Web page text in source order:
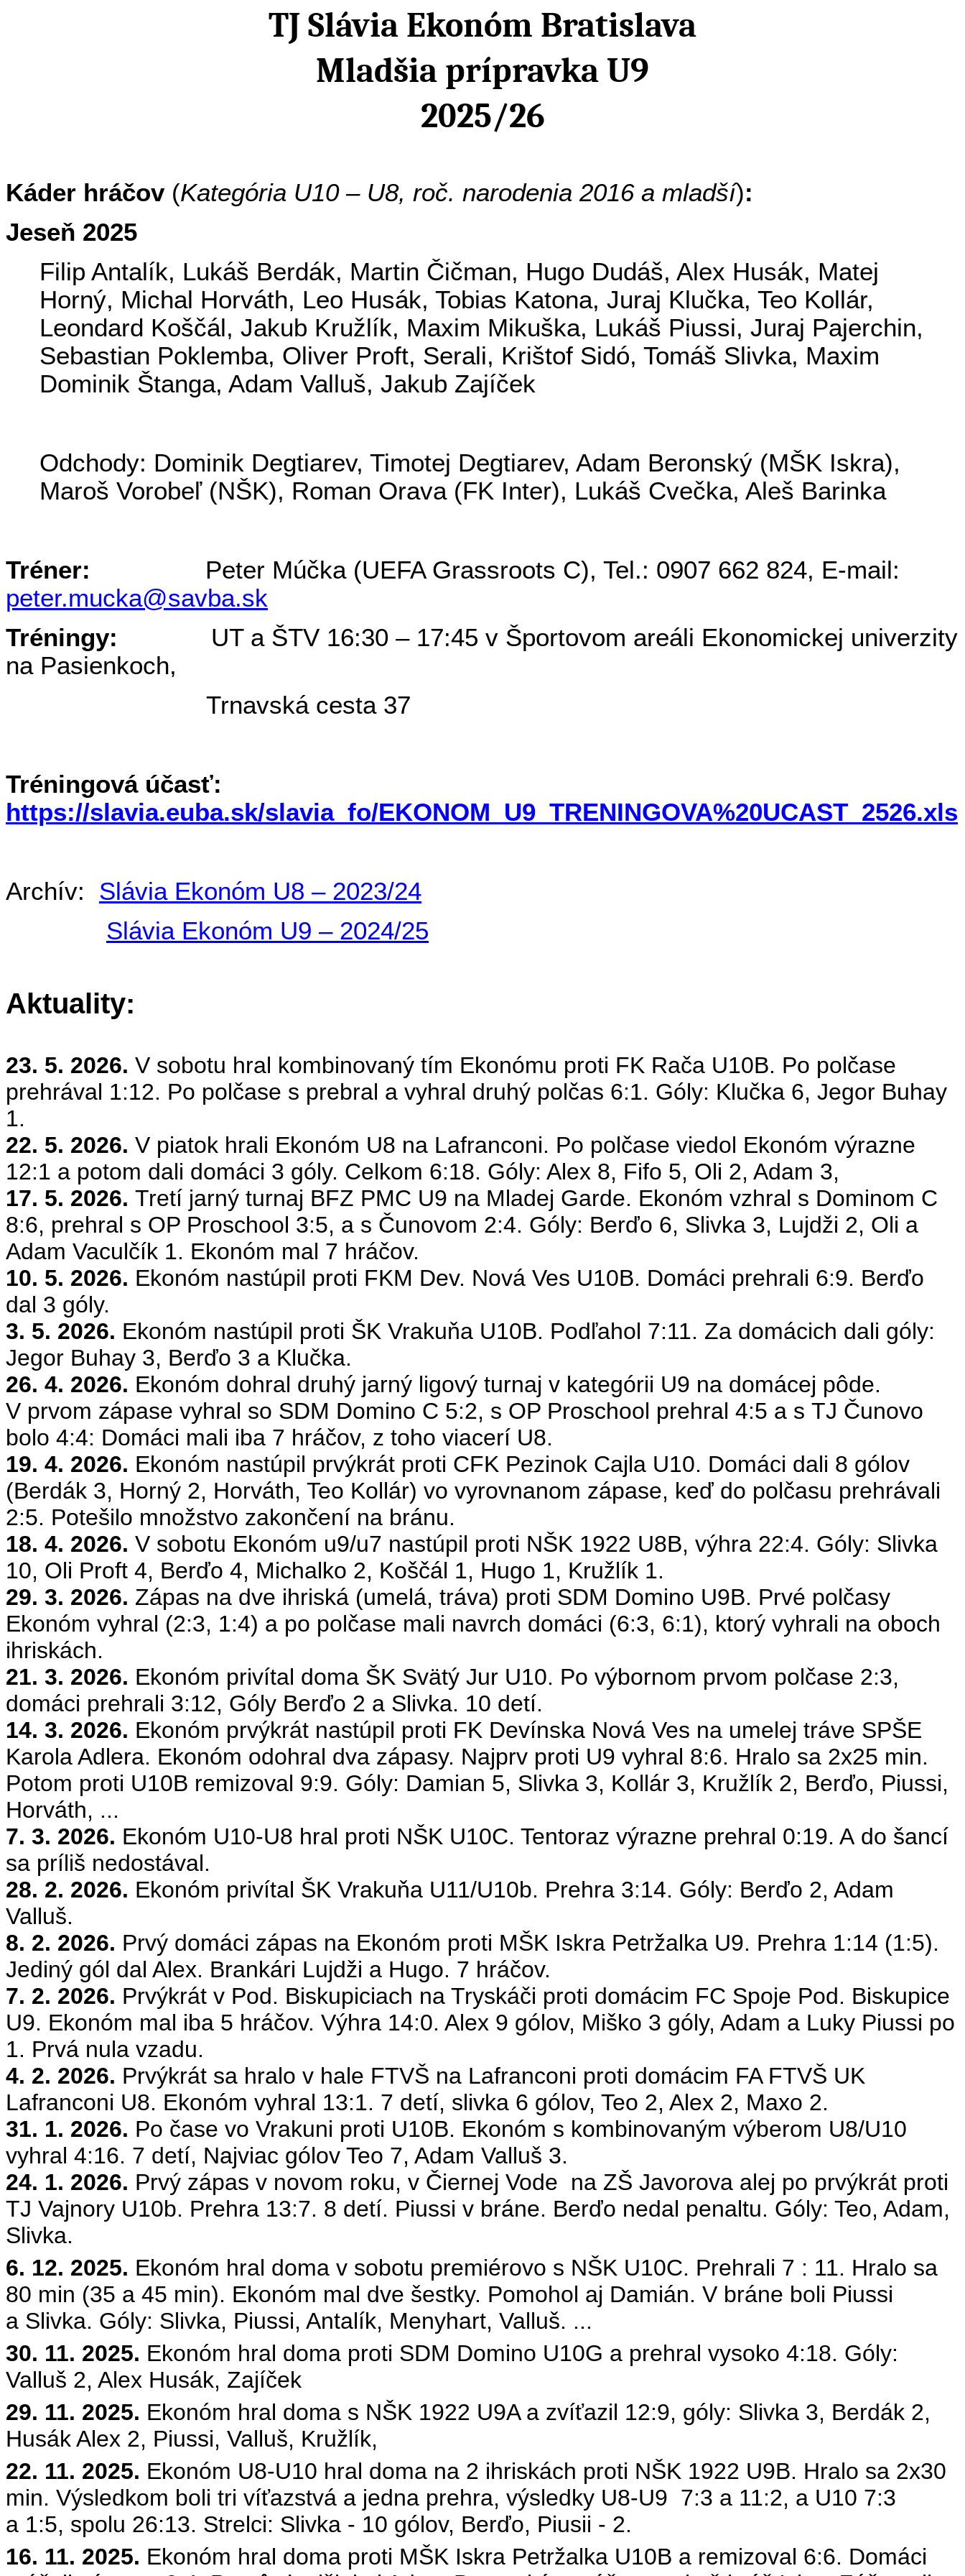
TJ Slávia Ekonóm Bratislava
Mladšia prípravka U9
2025/26
Káder hráčov (Kategória U10 – U8, roč. narodenia 2016 a mladší):
Jeseň 2025
FilipAntalík, Lukáš Berdák, Martin Čičman, Hugo Dudáš,Alex Husák, Matej
Horný, Michal Horváth, Leo Husák,Tobias Katona, Juraj Klučka, Teo Kollár,
Leondard Koščál, Jakub Kružlík, Maxim Mikuška, Lukáš Piussi, Juraj Pajerchin,
Sebastian Poklemba, Oliver Proft, Serali, Krištof Sidó, Tomáš Slivka, Maxim
Dominik Štanga, AdamValluš, Jakub Zajíček
Odchody: Dominik Degtiarev, Timotej Degtiarev, Adam Beronský (MŠK Iskra),
MarošVorobeľ(NŠK), Roman Orava (FK Inter), Lukáš Cvečka, Aleš Barinka
Tréner: Peter Múčka (UEFA Grassroots C), Tel.: 0907 662 824, E-mail:
peter.mucka@savba.sk
Tréningy:
UT a ŠTV 16:30 – 17:45 v Športovom areáli Ekonomickej univerzity
na Pasienkoch,
Trnavská cesta 37
Tréningová účasť:
https://slavia.euba.sk/slavia_fo/EKONOM_U9_TRENINGOVA%20UCAST_2526.xls
Archív:
Slávia Ekonóm U8 – 2023/24
Slávia Ekonóm U9 – 2024/25
Aktuality:
23. 5. 2026. V sobotu hral kombinovaný tím Ekonómu proti FK Rača U10B. Po polčase
prehrával 1:12. Po polčase s prebral a vyhral druhý polčas 6:1. Góly: Klučka 6, Jegor Buhay
1.
22. 5. 2026. V piatok hrali Ekonóm U8 na Lafranconi. Po polčase viedol Ekonóm výrazne
12:1 a potom dali domáci 3 góly. Celkom 6:18. Góly: Alex 8, Fifo 5, Oli 2, Adam 3,
17. 5. 2026. Tretí jarný turnaj BFZ PMC U9 na Mladej Garde. Ekonóm vzhral s Dominom C
8:6, prehral s OP Proschool 3:5, a s Čunovom 2:4. Góly: Berďo 6, Slivka 3, Lujdži 2, Oli a
Adam Vaculčík 1. Ekonóm mal 7 hráčov.
10. 5. 2026. Ekonóm nastúpil proti FKM Dev. Nová Ves U10B. Domáci prehrali 6:9. Berďo
dal 3 góly.
3. 5. 2026. Ekonóm nastúpil proti ŠK Vrakuňa U10B. Podľahol 7:11. Za domácich dali góly:
Jegor Buhay 3, Berďo 3 a Klučka.
26. 4. 2026. Ekonóm dohral druhý jarný ligový turnaj v kategórii U9 na domácej pôde.
V prvom zápase vyhral so SDM Domino C 5:2, s OP Proschool prehral 4:5 a s TJ Čunovo
bolo 4:4: Domáci mali iba 7 hráčov, z toho viacerí U8.
19. 4. 2026. Ekonóm nastúpil prvýkrát proti CFK Pezinok Cajla U10. Domáci dali 8 gólov
(Berdák 3, Horný 2, Horváth, Teo Kollár) vo vyrovnanom zápase, keď do polčasu prehrávali
2:5. Potešilo množstvo zakončení na bránu.
18. 4. 2026. V sobotu Ekonóm u9/u7 nastúpil proti NŠK 1922 U8B, výhra 22:4. Góly: Slivka
10, Oli Proft 4, Berďo 4, Michalko 2, Koščál 1, Hugo 1, Kružlík 1.
29. 3. 2026. Zápas na dve ihriská (umelá, tráva) proti SDM Domino U9B. Prvé polčasy
Ekonóm vyhral (2:3, 1:4) a po polčase mali navrch domáci (6:3, 6:1), ktorý vyhrali na oboch
ihriskách.
21. 3. 2026. Ekonóm privítal doma ŠK Svätý Jur U10. Po výbornom prvom polčase 2:3,
domáci prehrali 3:12, Góly Berďo 2 a Slivka. 10 detí.
14. 3. 2026. Ekonóm prvýkrát nastúpil proti FK Devínska Nová Ves na umelej tráve SPŠE
KarolaAdlera. Ekonóm odohral dva zápasy. Najprv proti U9 vyhral 8:6. Hralo sa 2x25 min.
Potom proti U10B remizoval 9:9. Góly: Damian 5, Slivka 3, Kollár 3, Kružlík 2, Berďo, Piussi,
Horváth, ...
7. 3. 2026. Ekonóm U10-U8 hral proti NŠK U10C. Tentoraz výrazne prehral 0:19. A do šancí
sa príliš nedostával.
28. 2. 2026. Ekonóm privítal ŠK Vrakuňa U11/U10b. Prehra 3:14. Góly: Berďo 2, Adam
Valluš.
8. 2. 2026. Prvý domáci zápas na Ekonóm proti MŠK Iskra Petržalka U9. Prehra 1:14 (1:5).
Jediný gól dal Alex. Brankári Lujdži a Hugo. 7 hráčov.
7. 2. 2026. Prvýkrát v Pod. Biskupiciach na Tryskáči proti domácim FC Spoje Pod. Biskupice
U9. Ekonóm mal iba 5 hráčov. Výhra 14:0. Alex 9 gólov, Miško 3 góly, Adam a Luky Piussi po
1. Prvá nula vzadu.
4. 2. 2026. Prvýkrát sa hralo v hale FTVŠ na Lafranconi proti domácim FA FTVŠ UK
Lafranconi U8. Ekonóm vyhral 13:1. 7 detí, slivka 6 gólov, Teo 2, Alex 2, Maxo 2.
31. 1. 2026. Po čase vo Vrakuni proti U10B. Ekonóm s kombinovaným výberom U8/U10
vyhral 4:16. 7 detí, Najviac gólov Teo 7, Adam Valluš 3.
24. 1. 2026. Prvý zápas v novom roku, v Čiernej Vode na ZŠ Javorova alej po prvýkrát proti
TJ Vajnory U10b. Prehra 13:7. 8 detí. Piussi v bráne. Berďo nedal penaltu. Góly: Teo, Adam,
Slivka.
6. 12. 2025. Ekonóm hral doma v sobotu premiérovo s NŠK U10C. Prehrali 7 : 11. Hralo sa
80 min (35 a 45 min). Ekonóm mal dve šestky. Pomohol aj Damián. V bráne boli Piussi
a Slivka. Góly: Slivka, Piussi, Antalík, Menyhart, Valluš. ...
30. 11. 2025. Ekonóm hral doma proti SDM Domino U10G a prehral vysoko 4:18. Góly:
Valluš 2, Alex Husák, Zajíček
29. 11. 2025. Ekonóm hral doma s NŠK 1922 U9A a zvíťazil 12:9, góly: Slivka 3, Berdák 2,
HusákAlex 2, Piussi, Valluš, Kružlík,
22. 11. 2025. Ekonóm U8-U10 hral doma na 2 ihriskách proti NŠK 1922 U9B. Hralo sa 2x30
min. Výsledkom boli tri víťazstvá a jedna prehra, výsledky U8-U9 7:3 a 11:2, a U10 7:3
a 1:5, spolu 26:13. Strelci: Slivka - 10 gólov, Berďo, Piusii - 2.
16. 11. 2025. Ekonóm hral doma proti MŠK Iskra Petržalka U10B a remizoval 6:6. Domáci